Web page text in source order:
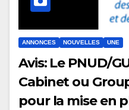
ANNONCES NOUVELLES UNE
Avis: Le PNUD/
Cabinet ou
pour la mise en